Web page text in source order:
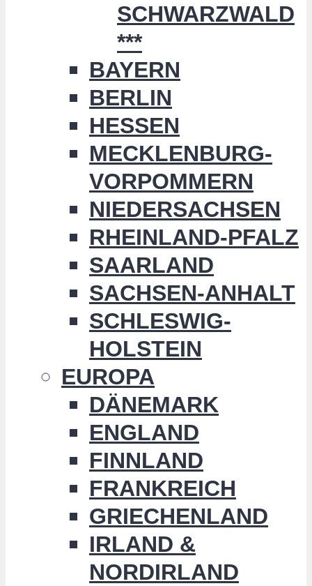
SCHWARZWALD
***
BAYERN
BERLIN
HESSEN
MECKLENBURG-
VORPOMMERN
NIEDERSACHSEN
RHEINLAND-PFALZ
SAARLAND
SACHSEN-ANHALT
SCHLESWIG-
HOLSTEIN
EUROPA
DÄNEMARK
ENGLAND
FINNLAND
FRANKREICH
GRIECHENLAND
IRLAND &
NORDIRLAND